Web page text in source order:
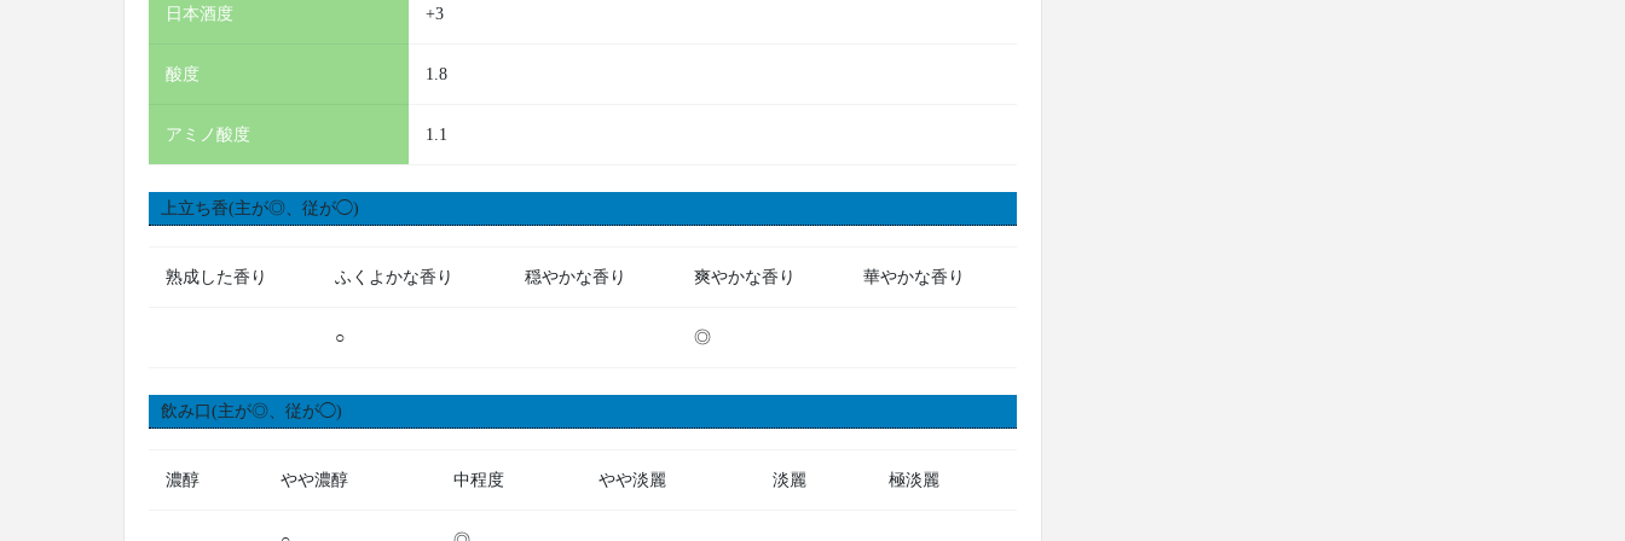
日本酒度 +3
酸度 1.8
アミノ酸度 1.1
上立ち香(主が◎、従が◯)
熟成した香り ふくよかな香り 穏やかな香り 爽やかな香り 華やかな香り
○ ◎
飲み口(主が◎、従が◯)
濃醇 やや濃醇 中程度 やや淡麗 淡麗 極淡麗